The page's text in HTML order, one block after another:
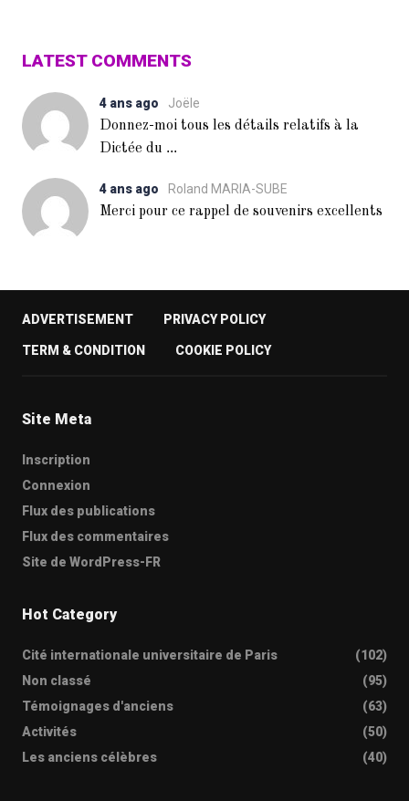
LATEST COMMENTS
4 ans ago
Joële
Donnez-moi tous les détails relatifs à la
Dictée du ...
4 ans ago
Roland MARIA-SUBE
Merci pour ce rappel de souvenirs excellents
ADVERTISEMENT PRIVACY POLICY
TERM & CONDITION COOKIE POLICY
Site Meta
Inscription
Connexion
Flux des publications
Flux des commentaires
Site de WordPress-FR
Hot Category
Cité internationale universitaire de Paris
(102)
Non classé
(95)
Témoignages d'anciens
(63)
Activités
(50)
Les anciens célèbres
(40)